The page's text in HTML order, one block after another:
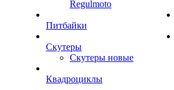
Regulmoto
Питбайки
Скутеры
Скутеры новые
Квадроциклы